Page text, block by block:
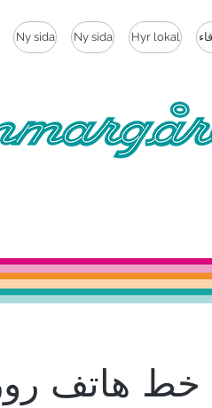
Ny sida Ny sida Hyr lokal
- خط هاتف